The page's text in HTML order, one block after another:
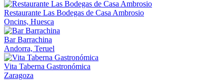
Restaurante Las Bodegas de Casa Ambrosio
Oncins, Huesca
Bar Barrachina
Andorra, Teruel
Vita Taberna Gastronómica
Zaragoza